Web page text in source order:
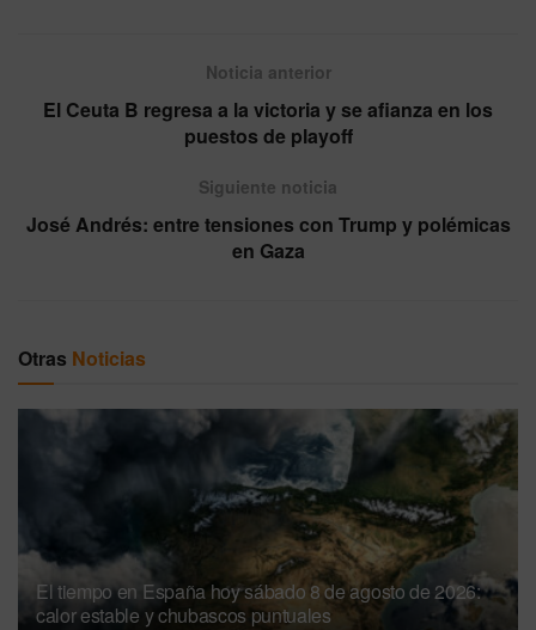
Noticia anterior
El Ceuta B regresa a la victoria y se afianza en los
puestos de playoff
Siguiente noticia
José Andrés: entre tensiones con Trump y polémicas
en Gaza
Otras Noticias
El tiempo en España hoy sábado 8 de agosto de 2026:
calor estable y chubascos puntuales